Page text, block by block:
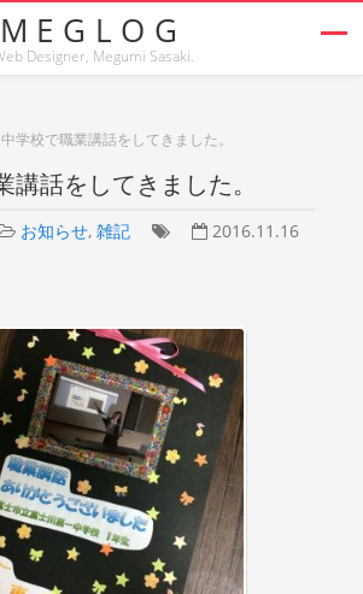
MEGLOG
Designer, Megumi Sasaki.
中学校で職業講話をしてきました。
講話をしてきました。
お知らせ, 雑記 2016.11.16